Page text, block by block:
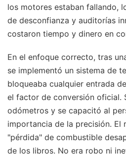
los motores estaban fallando,
de desconfianza y auditorías
costaron tiempo y dinero en
En el enfoque correcto, tras
se implementó un sistema de
bloqueaba cualquier entrada
el factor de conversión oficial.
odómetros y se capacitó al
importancia de la precisión. El
"pérdida" de combustible
de los libros. No era robo ni